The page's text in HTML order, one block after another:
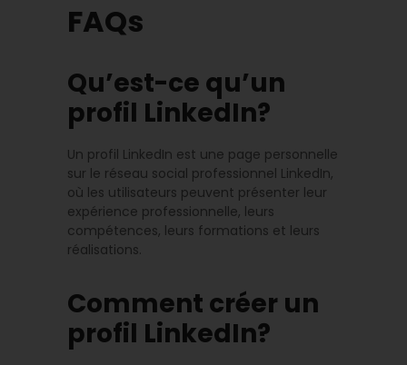
FAQs
Qu’est-ce qu’un
profil LinkedIn?
Un profil LinkedIn est une page personnelle
sur le réseau social professionnel LinkedIn,
où les utilisateurs peuvent présenter leur
expérience professionnelle, leurs
compétences, leurs formations et leurs
réalisations.
Comment créer un
profil LinkedIn?